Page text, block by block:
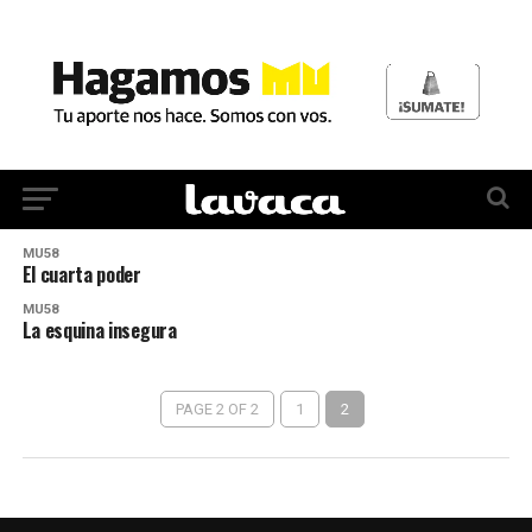
MU58
El cuarta poder
MU58
La esquina insegura
PAGE 2 OF 2 1 2